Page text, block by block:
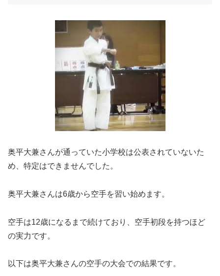
奥平大兼さんが通っていた小学校は公表されていないた
め、特定はできませんでした。
奥平大兼さんは6歳から空手を習い始めます。
空手は12歳になるまで続けており、空手初段を持つほど
の実力です。
以下は奥平大兼さんの空手の大会での結果です。